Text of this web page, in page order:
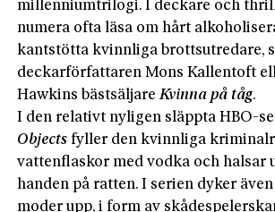
millenniumtrilogi. I deckare och
numera ofta läsa om hårt
kantstötta kvinnliga brottsutredare,
deckarförfattaren Mons Kallentoft
Hawkins bästsäljareKvinna på tåg.
I den relativt nyligen släppta HBO-
Objects fyller den kvinnliga
vattenflaskor med vodka och halsar
handen på ratten. I serien dyker
moder upp, i form av